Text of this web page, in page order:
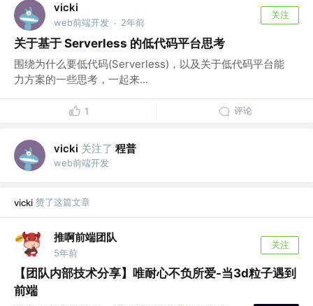
vicki
web前端开发 · 2年前
关注
关于基于 Serverless 的低代码平台思考
围绕为什么要低代码(Serverless)，以及关于低代码平台能
力方案的一些思考，一起来...
1 评论
vicki 关注了 程普
web前端开发
vicki 赞了这篇文章
推啊前端团队
5年前
关注
【团队内部技术分享】唯耐心不负所爱-当3d粒子遇到
前端